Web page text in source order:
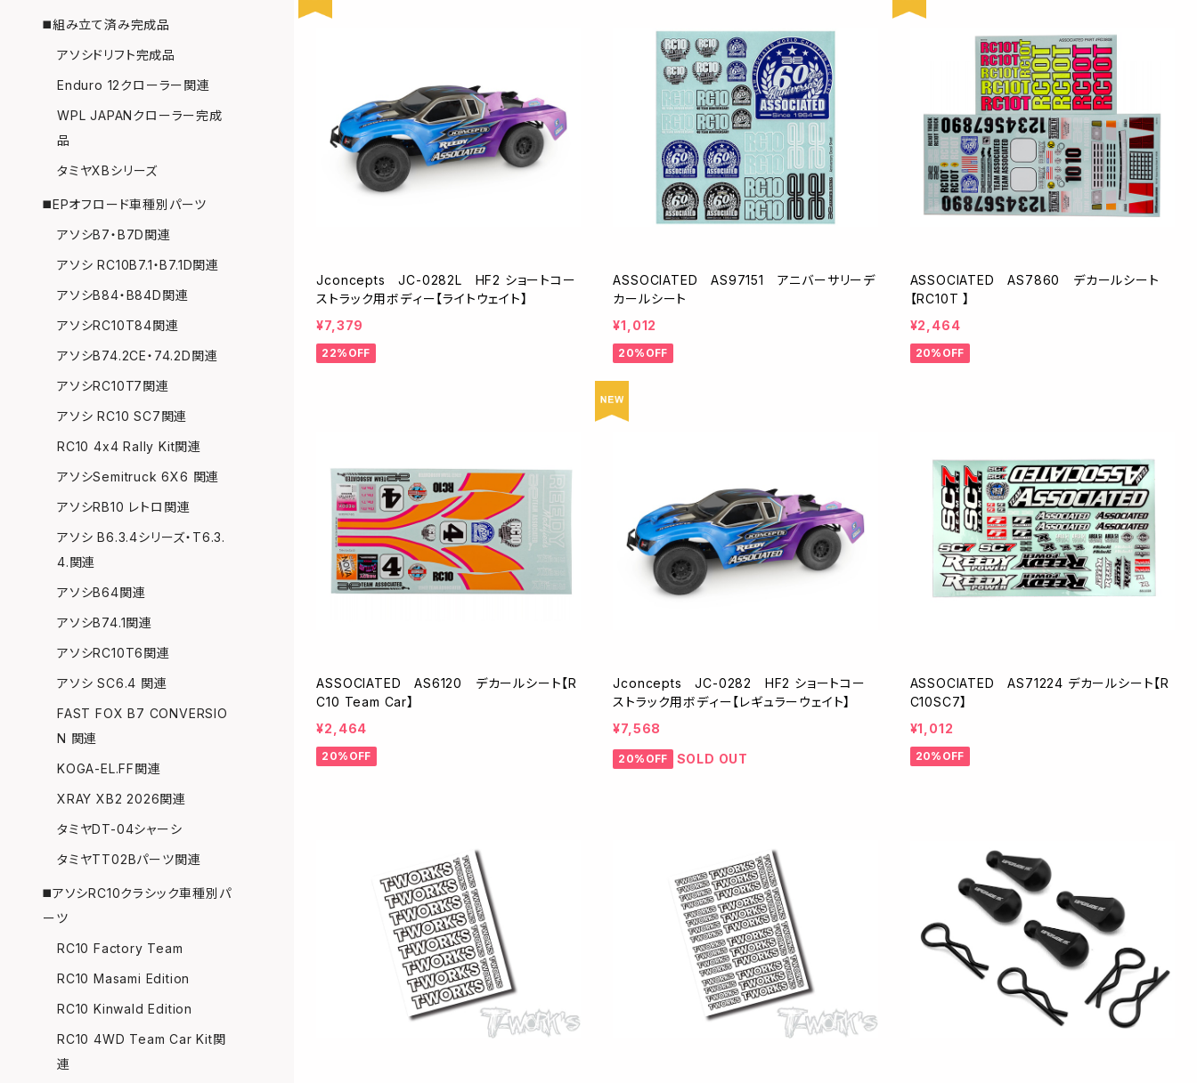
Jconcepts JC-0282L HF2 ショートコー
ストラック用ボディー【ライトウェイト】
¥7,379
22%OFF
ASSOCIATED AS97151 アニバーサリーデ
カールシート
¥1,012
20%OFF
ASSOCIATED AS7860 デカールシート
【RC10T 】
¥2,464
20%OFF
ASSOCIATED AS6120 デカールシート【R
C10 Team Car】
¥2,464
20%OFF
Jconcepts JC-0282 HF2 ショートコー
ストラック用ボディー【レギュラーウェイト】
¥7,568
20%OFF SOLD OUT
ASSOCIATED AS71224 デカールシート【R
C10SC7】
¥1,012
20%OFF
◼️組み立て済み完成品
アソシドリフト完成品
Enduro 12クローラー関連
WPL JAPANクローラー完成
品
タミヤXBシリーズ
◼️EPオフロード車種別パーツ
アソシB7・B7D関連
アソシ RC10B7.1・B7.1D関連
アソシB84・B84D関連
アソシRC10T84関連
アソシB74.2CE・74.2D関連
アソシRC10T7関連
アソシ RC10 SC7関連
RC10 4x4 Rally Kit関連
アソシSemitruck 6X6 関連
アソシRB10 レトロ関連
アソシ B6.3.4シリーズ・T6.3.
4.関連
アソシB64関連
アソシB74.1関連
アソシRC10T6関連
アソシ SC6.4 関連
FAST FOX B7 CONVERSIO
N 関連
KOGA-EL.FF関連
XRAY XB2 2026関連
タミヤDT-04シャーシ
タミヤTT02Bパーツ関連
◼️アソシRC10クラシック車種別パ
ーツ
RC10 Factory Team
RC10 Masami Edition
RC10 Kinwald Edition
RC10 4WD Team Car Kit関
連